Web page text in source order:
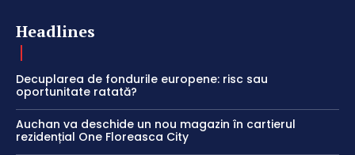
Headlines
Decuplarea de fondurile europene: risc sau
oportunitate ratată?
Auchan va deschide un nou magazin în cartierul
rezidențial One Floreasca City